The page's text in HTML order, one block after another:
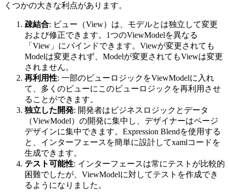
くつかの大きな利点があります。
疎結合: ビュー（View）は、モデルとは独立して変更
および修正できます。1つのViewModelを異なる
「View」にバインドできます。Viewが変更されても
Modelは変更されず、Modelが変更されてもViewは変更
されません。
再利用性: 一部のビューロジックをViewModelに入れ
て、多くのビューにこのビューロジックを再利用させ
ることができます。
独立した開発: 開発者はビジネスロジックとデータ
（ViewModel）の開発に集中し、デザイナーはページ
デザインに集中できます。Expression Blendを使用する
と、インターフェースを簡単に設計してxamlコードを
生成できます。
テスト可能性: インターフェースは常にテストが比較的
困難でしたが、ViewModelに対してテストを作成でき
るようになりました。